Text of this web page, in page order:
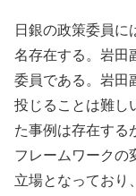
日銀の政策委員に
名存在する。岩田
委員である。岩田
投じることは難し
た事例は存在する
フレームワークの
立場となっており